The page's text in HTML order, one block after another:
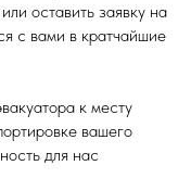
оставить заявку на
с вами в кратчайшие
к месту
вашего
для нас